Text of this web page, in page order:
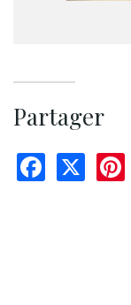
Partager
Facebook